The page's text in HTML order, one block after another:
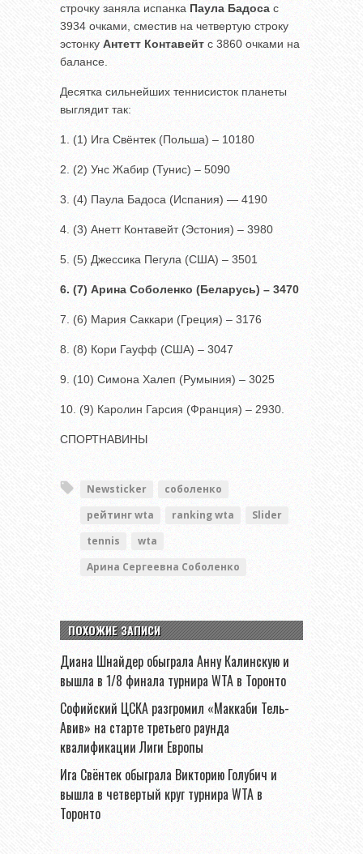
строчку заняла испанка Паула Бадоса с
3934 очками, сместив на четвертую строку
эстонку Антетт Контавейт с 3860 очками на
балансе.
Десятка сильнейших теннисисток планеты
выглядит так:
1. (1) Ига Свёнтек (Польша) – 10180
2. (2) Унс Жабир (Тунис) – 5090
3. (4) Паула Бадоса (Испания) — 4190
4. (3) Анетт Контавейт (Эстония) – 3980
5. (5) Джессика Пегула (США) – 3501
6. (7) Арина Соболенко (Беларусь) – 3470
7. (6) Мария Саккари (Греция) – 3176
8. (8) Кори Гауфф (США) – 3047
9. (10) Симона Халеп (Румыния) – 3025
10. (9) Каролин Гарсия (Франция) – 2930.
СПОРТНАВИНЫ
Newsticker
соболенко
рейтинг wta
ranking wta
Slider
tennis
wta
Арина Сергеевна Соболенко
ПОХОЖИЕ ЗАПИСИ
Диана Шнайдер обыграла Анну Калинскую и
вышла в 1/8 финала турнира WTA в Торонто
Софийский ЦСКА разгромил «Маккаби Тель-
Авив» на старте третьего раунда
квалификации Лиги Европы
Ига Свёнтек обыграла Викторию Голубич и
вышла в четвертый круг турнира WTA в
Торонто